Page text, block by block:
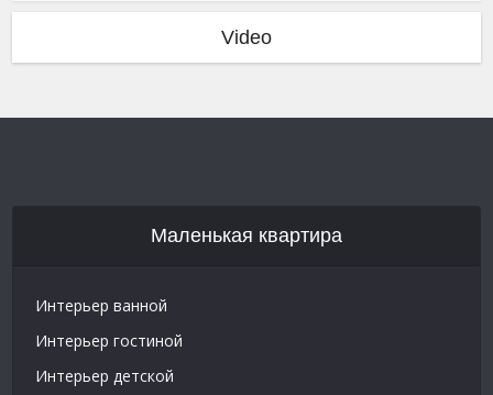
Video
Маленькая квартира
Интерьер ванной
Интерьер гостиной
Интерьер детской